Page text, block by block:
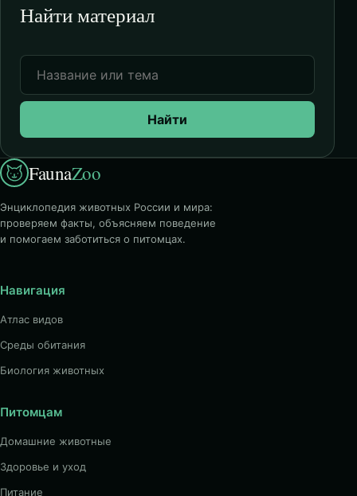
Найти материал
Найти
FaunaZoo
Энциклопедия животных России и мира:
проверяем факты, объясняем поведение
и помогаем заботиться о питомцах.
Навигация
Атлас видов
Среды обитания
Биология животных
Питомцам
Домашние животные
Здоровье и уход
Питание